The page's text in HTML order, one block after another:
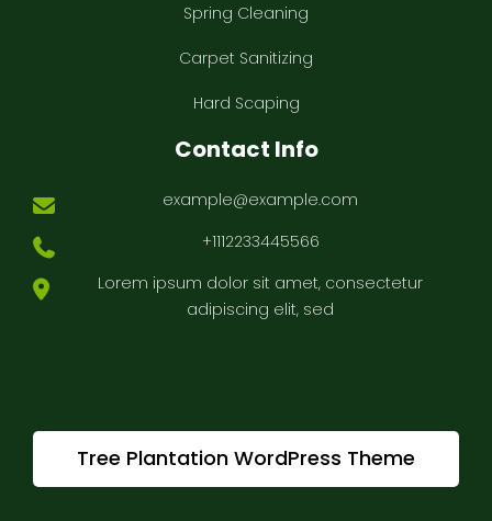
Spring Cleaning
Carpet Sanitizing
Hard Scaping
Contact Info
example@example.com
+1112233445566
Lorem ipsum dolor sit amet, consectetur
adipiscing elit, sed
Tree Plantation WordPress Theme